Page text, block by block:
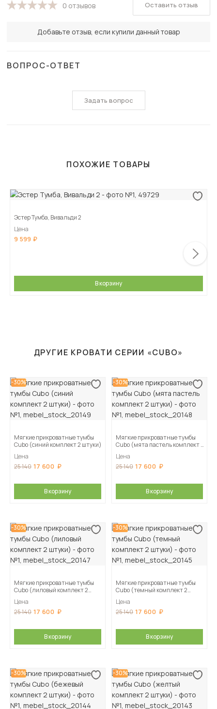
0 отзывов
Добавьте отзыв, если купили данный товар
Оставить отзыв
ВОПРОС-ОТВЕТ
Задать вопрос
ПОХОЖИЕ ТОВАРЫ
Эстер Тумба, Вивальди 2
Цена
9 599
В корзину
ДРУГИЕ КРОВАТИ СЕРИИ «CUBO»
-30%
Мягкие прикроватные тумбы
Cubo (синий комплект 2 штуки)
Цена
25 140 17 600
В корзину
-30%
Мягкие прикроватные тумбы
Cubo (мята пастель комплект 2
Цена
25 140 17 600
В корзину
-30%
Мягкие прикроватные тумбы
Cubo (лиловый комплект 2
Цена
25 140 17 600
В корзину
-30%
Мягкие прикроватные тумбы
Cubo (темный комплект 2
Цена
25 140 17 600
В корзину
-30% -30%